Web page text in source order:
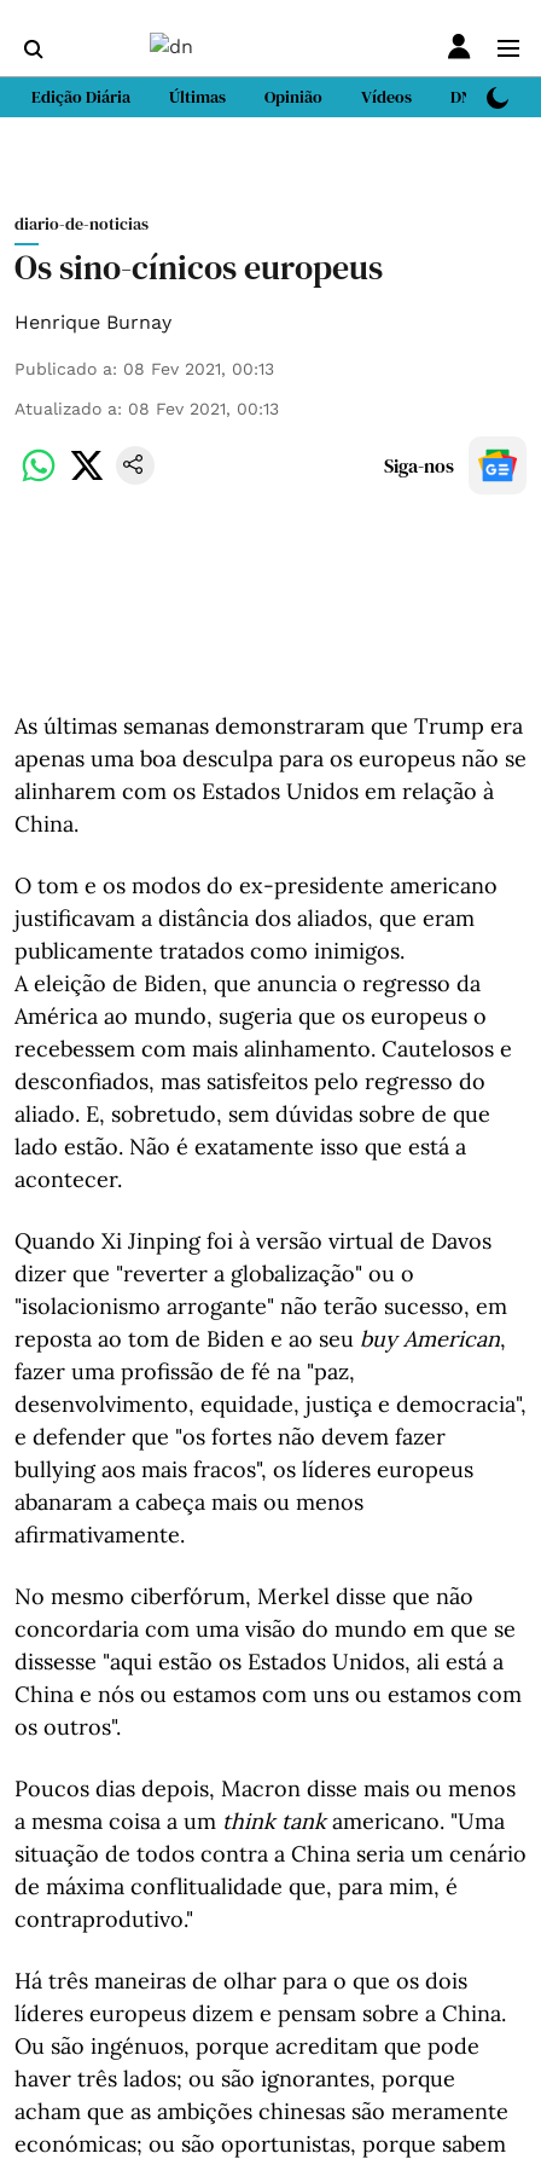
Edição Diária Últimas Opinião Vídeos DN Sport
diario-de-noticias
Os sino-cínicos europeus
Henrique Burnay
Publicado a: 08 Fev 2021, 00:13
Atualizado a: 08 Fev 2021, 00:13
Siga-nos
As últimas semanas demonstraram que Trump era
apenas uma boa desculpa para os europeus não se
alinharem com os Estados Unidos em relação à
China.
O tom e os modos do ex-presidente americano
justificavam a distância dos aliados, que eram
publicamente tratados como inimigos.
A eleição de Biden, que anuncia o regresso da
América ao mundo, sugeria que os europeus o
recebessem com mais alinhamento. Cautelosos e
desconfiados, mas satisfeitos pelo regresso do
aliado. E, sobretudo, sem dúvidas sobre de que
lado estão. Não é exatamente isso que está a
acontecer.
Quando Xi Jinping foi à versão virtual de Davos
dizer que "reverter a globalização" ou o
"isolacionismo arrogante" não terão sucesso, em
reposta ao tom de Biden e ao seu buy American,
fazer uma profissão de fé na "paz,
desenvolvimento, equidade, justiça e democracia",
e defender que "os fortes não devem fazer
bullying aos mais fracos", os líderes europeus
abanaram a cabeça mais ou menos
afirmativamente.
No mesmo ciberfórum, Merkel disse que não
concordaria com uma visão do mundo em que se
dissesse "aqui estão os Estados Unidos, ali está a
China e nós ou estamos com uns ou estamos com
os outros".
Poucos dias depois, Macron disse mais ou menos
a mesma coisa a um think tankamericano. "Uma
situação de todos contra a China seria um cenário
de máxima conflitualidade que, para mim, é
contraprodutivo."
Há três maneiras de olhar para o que os dois
líderes europeus dizem e pensam sobre a China.
Ou são ingénuos, porque acreditam que pode
haver três lados; ou são ignorantes, porque
acham que as ambições chinesas são meramente
económicas; ou são oportunistas, porque sabem